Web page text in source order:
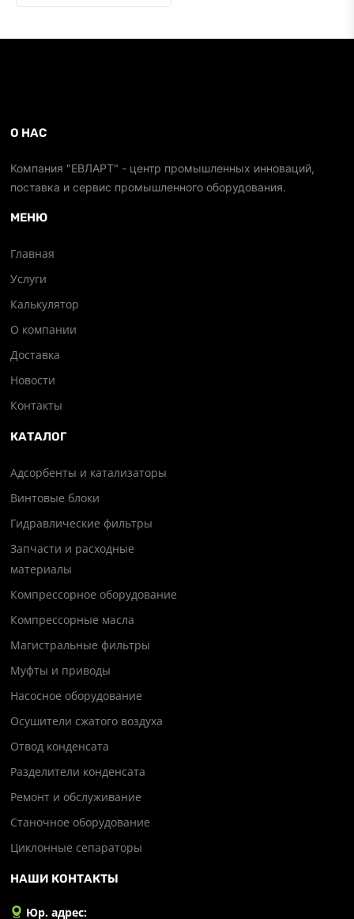
О НАС
Компания "ЕВЛАРТ" - центр промышленных инноваций,
поставка и сервис промышленного оборудования.
МЕНЮ
Главная
Услуги
Калькулятор
О компании
Доставка
Новости
Контакты
КАТАЛОГ
Адсорбенты и катализаторы
Винтовые блоки
Гидравлические фильтры
Запчасти и расходные
материалы
Компрессорное оборудование
Компрессорные масла
Магистральные фильтры
Муфты и приводы
Насосное оборудование
Осушители сжатого воздуха
Отвод конденсата
Разделители конденсата
Ремонт и обслуживание
Станочное оборудование
Циклонные сепараторы
НАШИ КОНТАКТЫ
Юр. адрес: